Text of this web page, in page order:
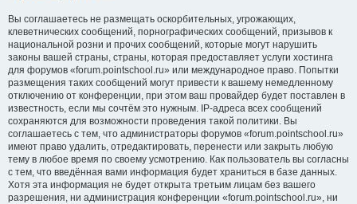
Вы соглашаетесь не размещать оскорбительных, угрожающих,
клеветнических сообщений, порнографических сообщений, призывов к
национальной розни и прочих сообщений, которые могут нарушить
законы вашей страны, страны, которая предоставляет услуги хостинга
для форумов «forum.pointschool.ru» или международное право. Попытки
размещения таких сообщений могут привести к вашему немедленному
отключению от конференции, при этом ваш провайдер будет поставлен в
известность, если мы сочтём это нужным. IP-адреса всех сообщений
сохраняются для возможности проведения такой политики. Вы
соглашаетесь с тем, что администраторы форумов «forum.pointschool.ru»
имеют право удалить, отредактировать, перенести или закрыть любую
тему в любое время по своему усмотрению. Как пользователь вы согласны
с тем, что введённая вами информация будет храниться в базе данных.
Хотя эта информация не будет открыта третьим лицам без вашего
разрешения, ни администрация конференции «forum.pointschool.ru», ни